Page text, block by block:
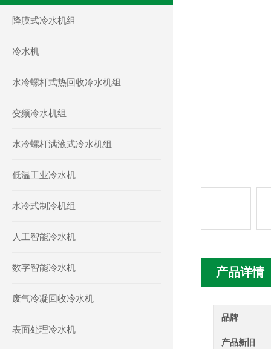
降膜式冷水机组
冷水机
水冷螺杆式热回收冷水机组
变频冷水机组
水冷螺杆满液式冷水机组
低温工业冷水机
水冷式制冷机组
人工智能冷水机
数字智能冷水机
废气冷凝回收冷水机
表面处理冷水机
产品详情
品牌
产品新旧